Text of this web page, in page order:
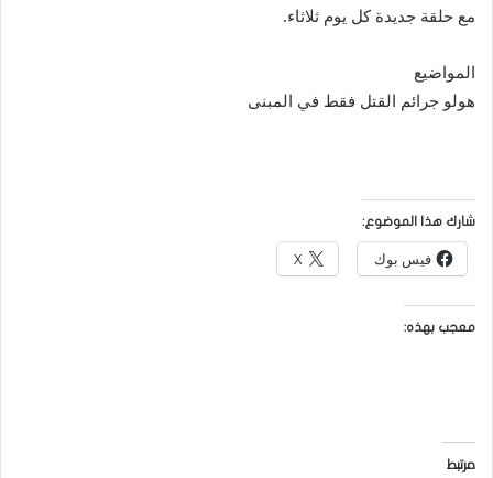
مع حلقة جديدة كل يوم ثلاثاء.
المواضيع
هولو جرائم القتل فقط في المبنى
شارك هذا الموضوع:
فيس بوك X
معجب بهذه:
مرتبط